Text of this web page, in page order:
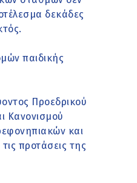
δεκάδες
παιδικής
Προεδρικού
Κανονισμού
και
προτάσεις της